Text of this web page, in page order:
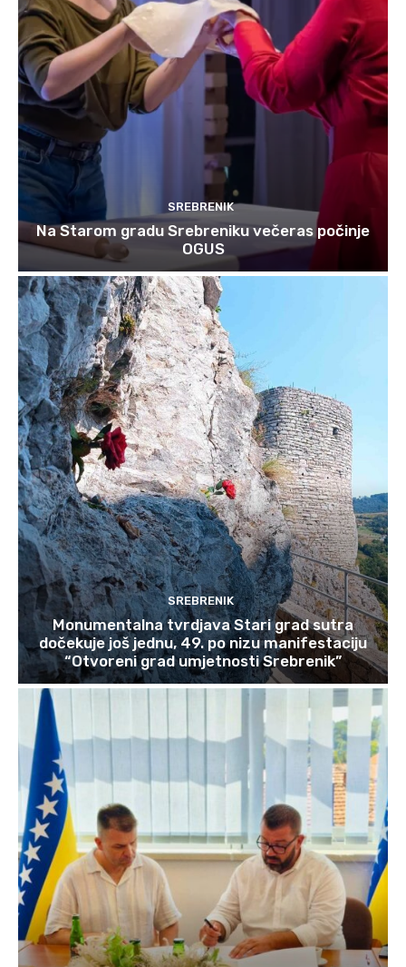
SREBRENIK
Na Starom gradu Srebreniku večeras počinje
OGUS
SREBRENIK
Monumentalna tvrdjava Stari grad sutra
dočekuje još jednu, 49. po nizu manifestaciju
“Otvoreni grad umjetnosti Srebrenik”